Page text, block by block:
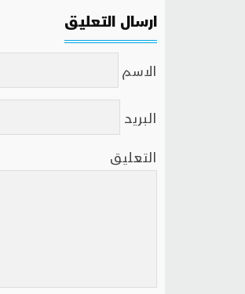
ارسال التعليق
الاسم
البريد
التعليق